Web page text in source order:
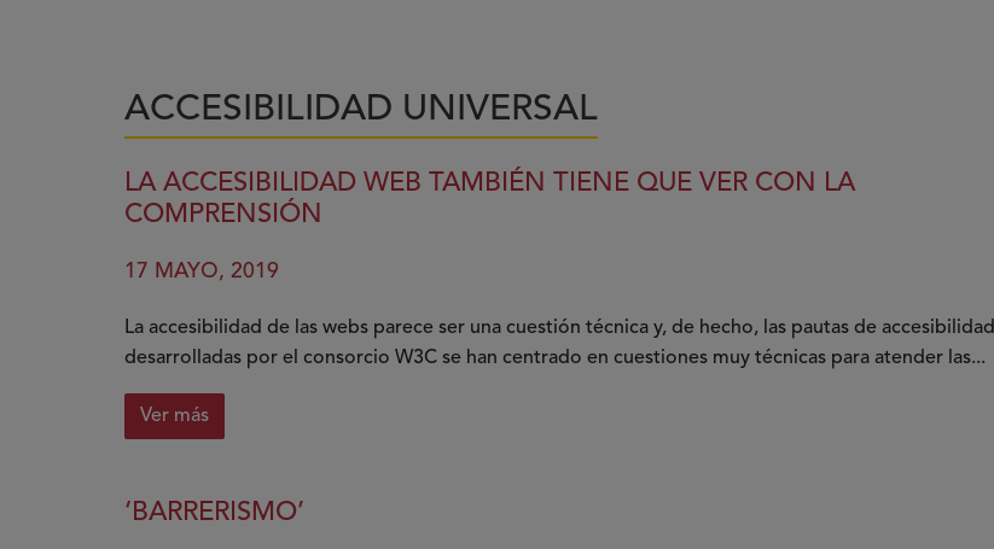
ACCESIBILIDAD UNIVERSAL
LA ACCESIBILIDAD WEB TAMBIÉN TIENE QUE VER CON LA
COMPRENSIÓN
17 MAYO, 2019
La accesibilidad de las webs parece ser una cuestión técnica y, de hecho, las pautas de accesibilidad
desarrolladas por el consorcio W3C se han centrado en cuestiones muy técnicas para atender las...
Ver más
sobre
accesibilidad
‘BARRERISMO’